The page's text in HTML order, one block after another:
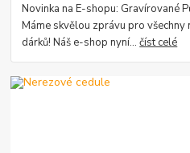
Novinka na E-shopu: Gravírované
Máme skvělou zprávu pro
dárků! Náš e-shop nyní...číst celé